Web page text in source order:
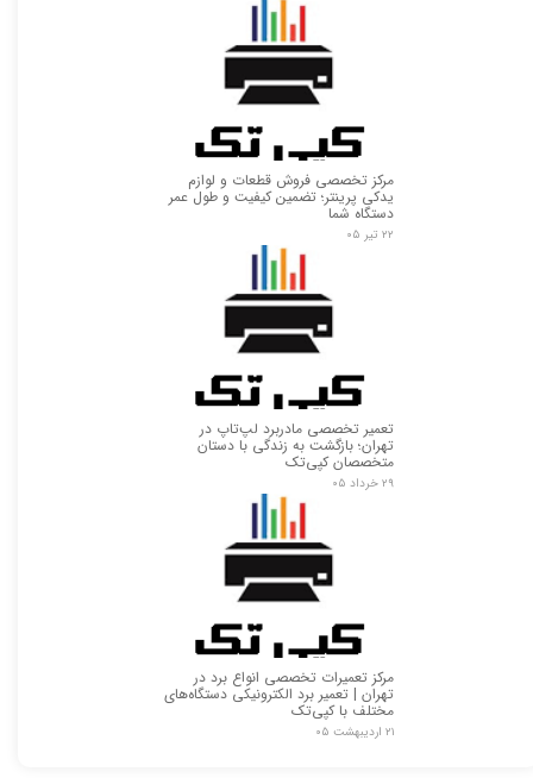
مرکز تخصصی فروش قطعات و لوازم
یدکی پرینتر؛ تضمین کیفیت و طول عمر
دستگاه شما
۲۲ تیر ۰۵
تعمیر تخصصی مادربرد لپ‌تاپ در
تهران؛ بازگشت به زندگی با دستان
متخصصان کپی‌تک
۲۹ خرداد ۰۵
مرکز تعمیرات تخصصی انواع برد در
تهران | تعمیر برد الکترونیکی دستگاه‌های
مختلف با کپی‌تک
۲۱ اردیبهشت ۰۵